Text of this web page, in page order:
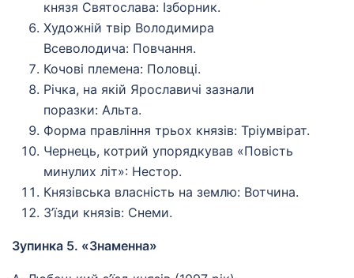
князя Святослава: Ізборник.
Художній твір Володимира
Всеволодича: Повчання.
Кочові племена: Половці.
Річка, на якій Ярославичі зазнали
поразки: Альта.
Форма правління трьох князів: Тріумвірат.
Чернець, котрий упорядкував «Повість
минулих літ»: Нестор.
Князівська власність на землю: Вотчина.
З’їзди князів: Снеми.
Зупинка 5. «Знаменна»